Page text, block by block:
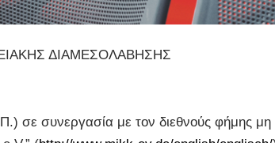
ΔΙΑΜΕΣΟΛΑΒΗΣΗΣ
σε συνεργασία με τον διεθνούς φήμης μη